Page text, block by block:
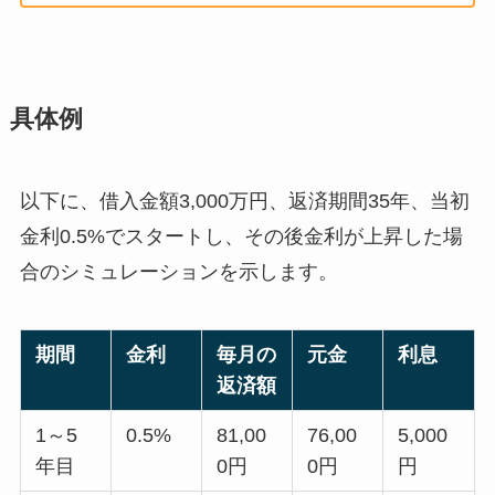
具体例
以下に、借入金額3,000万円、返済期間35年、当初
金利0.5%でスタートし、その後金利が上昇した場
合のシミュレーションを示します。
期間 金利
毎月の
返済額
元金 利息
1～5
年目
0.5%
81,00
0円
76,00
0円
5,000
円